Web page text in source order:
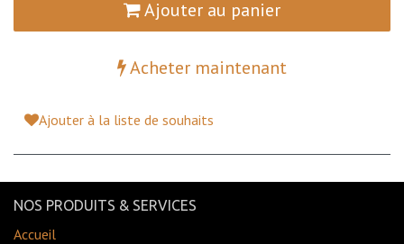
Ajouter au panier
Acheter maintenant
Ajouter à la liste de souhaits
NOS PRODUITS & SERVICES
Accueil